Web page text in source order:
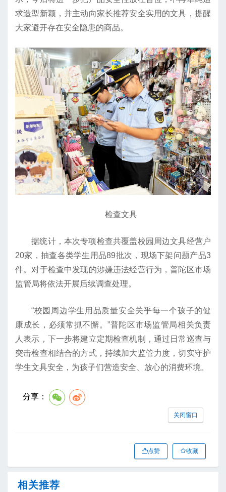
求造型新颖，并主动向家长推荐安全实用的文具，提醒
大家避开存在安全隐患的商品。
检查文具
据统计，本次专项检查共覆盖校园周边文具经营户
20家，抽查各类学生用品89批次，现场下架问题产品3
件。对于检查中发现的涉嫌违法经营行为，普陀区市场
监管局将依法开展后续调查处理。
“校园周边学生用品质量安全关乎每一个孩子的健
康成长，必须常抓不懈。”普陀区市场监管局相关负责
人表示，下一步将建立定期检查机制，通过日常巡查与
突击检查相结合的方式，持续加大监管力度，切实守护
学生文具安全，为孩子们营造安全、放心的消费环境。
分享：
关闭窗口
点赞 收藏
相关推荐